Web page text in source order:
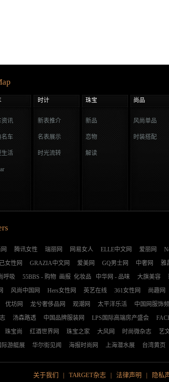
时计 珠宝 尚品
资讯
名车
生活
新表推介
名表展示
时光流转
新品
恋物
解读
风尚单品
时装搭配
腾讯女性 瑞丽网 网易女人 ELLE中文网 爱丽网
女性网 GRAZIA中文网 爱美网 GQ男士网 中奢网 雅
呼吸 55BBS - 购物 画报 化妆品 中华网 - 品味 大旗美容
风尚中国网 Hers女性网 英艺在线 361女性网 尚趣网
优坊网 龙兮奢侈品网 观潮网 太平洋乐活 中国网服饰
汤森路透 中国品牌服装网 LPS国际高端房产盛会
珠宝尚 红酒世界网 珠宝之家 大风网 时尚微杂志 艺
际游艇展 华尔街见闻 海报时尚网 上海潜水展 台湾黄页
关于我们 | TARGET杂志| 法律声明 | 隐私